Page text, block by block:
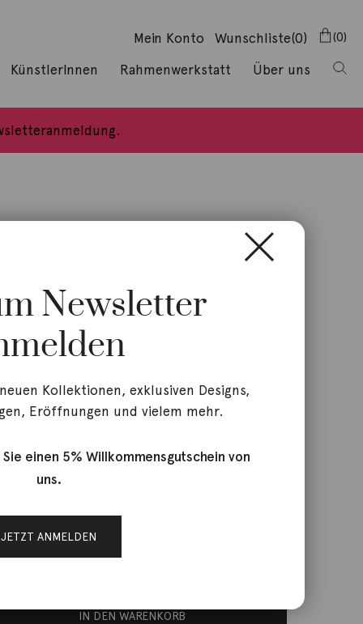
Mein Konto (0)
Wunschliste 0
KünstlerInnen Rahmenwerkstatt Über uns
IN DEN WARENKORB
Newsletter
Kollektionen, exklusiven Designs,
Eröffnungen und vielem mehr.
einen 5% Willkommensgutschein von
uns.
JETZT ANMELDEN